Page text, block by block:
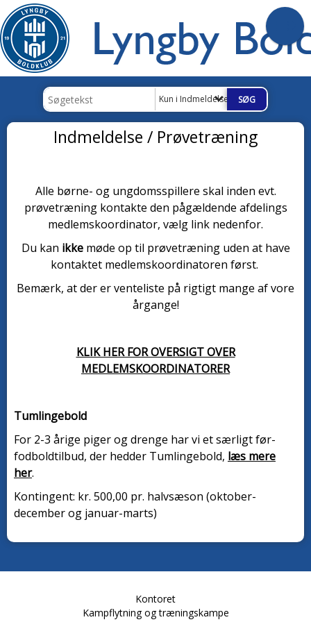
Kun i Indmeldelse / Prøvetræning
Indmeldelse / Prøvetræning
Alle børne- og ungdomsspillere skal inden evt.
prøvetræning kontakte den pågældende afdelings
medlemskoordinator, vælg link nedenfor.
Du kan ikkemøde op til prøvetræning uden at have
kontaktet medlemskoordinatoren først.
Bemærk, at der er venteliste på rigtigt mange af vore
årgange!
KLIK HER FOR OVERSIGT OVER
MEDLEMSKOORDINATORER
Tumlingebold
For 2-3 årige piger og drenge har vi et særligt før-
fodboldtilbud, der hedder Tumlingebold, læs mere
her.
Kontingent: kr. 500,00 pr. halvsæson (oktober-
december og januar-marts)
Kontoret
Kampflytning og træningskampe